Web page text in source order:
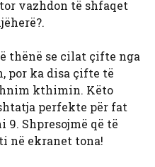
vazhdon të shfaqet
thënë se cilat çifte nga
por ka disa çifte të
kthimin. Këto
perfekte për fat
9. Shpresojmë që të
në ekranet tona!